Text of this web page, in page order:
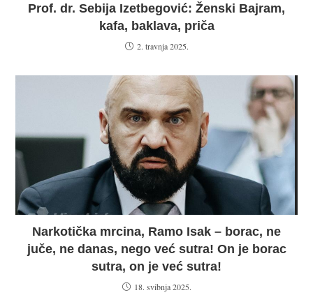
Prof. dr. Sebija Izetbegović: Ženski Bajram,
kafa, baklava, priča
2. travnja 2025.
Narkotička mrcina, Ramo Isak – borac, ne
juče, ne danas, nego već sutra! On je borac
sutra, on je već sutra!
18. svibnja 2025.